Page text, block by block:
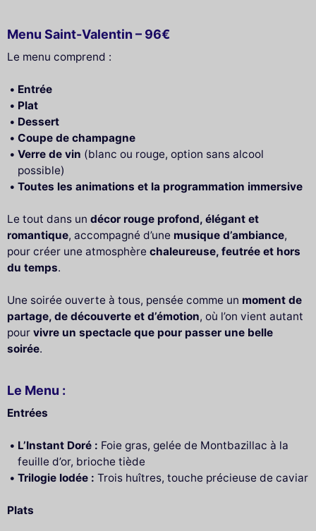
Menu Saint-Valentin – 96€
Le menu comprend :
Entrée
Plat
Dessert
Coupe de champagne
Verre de vin (blanc ou rouge, option sans alcool
possible)
Toutes les animations et la programmation immersive
Le tout dans un décor rouge profond, élégant et
romantique, accompagné d’une musique d’ambiance,
pour créer une atmosphère chaleureuse, feutrée et hors
du temps.
Une soirée ouverte à tous, pensée comme un moment de
partage, de découverte et d’émotion, où l’on vient autant
pour vivre un spectacle que pour passer une belle
soirée.
Le Menu :
Entrées
L’Instant Doré : Foie gras, gelée de Montbazillac à la
feuille d’or, brioche tiède
Trilogie Iodée : Trois huîtres, touche précieuse de caviar
Plats